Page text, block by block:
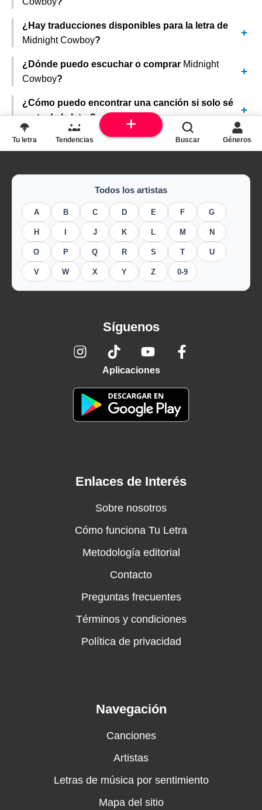
¿Hay traducciones disponibles para la letra de
Midnight Cowboy?
¿Dónde puedo escuchar o comprar Midnight
Cowboy?
¿Cómo puedo encontrar una canción si solo sé
parte de la letra?
Todos los artistas
A B C D E F G
H J K L M N
O P Q R S T U
V W X Y Z 0-9
Síguenos
Aplicaciones
Enlaces de Interés
Sobre nosotros
Cómo funciona Tu Letra
Metodología editorial
Contacto
Preguntas frecuentes
Términos y condiciones
Política de privacidad
Navegación
Canciones
Artistas
Letras de música por sentimiento
Mapa del sitio
Tu letra Tendencias Buscar Géneros